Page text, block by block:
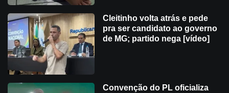
Cleitinho volta atrás e pede
pra ser candidato ao governo
de MG; partido nega [vídeo]
Convenção do PL oficializa